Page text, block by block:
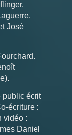
José
public écrit
écriture :
vidéo :
Daniel